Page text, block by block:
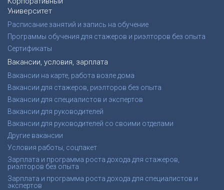
Университет
Расписание занятий и запись на обучение
Программы обучения для стажеров и риэлторов без опыта
Сертификаты
Вакансии, условия, зарплата
Вакансии на карте, работа возле дома
Вакансии для стажеров, риэлторов без опыта
Вакансии для специалистов и экспертов
Вакансии для руководителей
Вакансии для руководителей со своими отделами
Другие вакансии
Условия работы, соцпакет
Зарплата и программа роста дохода для стажеров,
риэлторов без опыта
Зарплата и программа роста дохода для специалистов и
экспертов